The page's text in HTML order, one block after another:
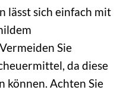
lässt sich einfach mit
Sie
da diese
können. Achten Sie